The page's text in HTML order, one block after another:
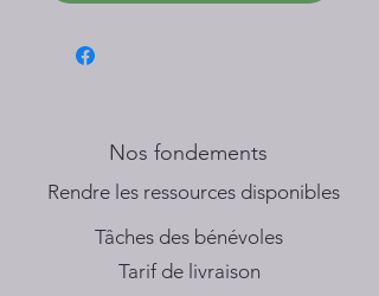
Nos fondements
​Rendre les ressources disponibles
Tâches des bénévoles
Tarif de livraison